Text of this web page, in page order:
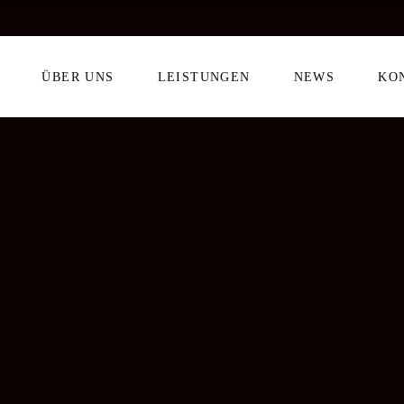
ÜBER UNS LEISTUNGEN NEWS